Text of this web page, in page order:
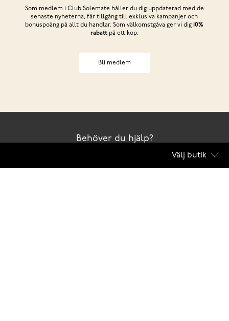
Som medlem i Club Solemate håller du dig uppdaterad med de
senaste nyheterna, får tillgång till exklusiva kampanjer och
bonuspoäng på allt du handlar. Som välkomstgåva ger vi dig10%
rabattpå ett köp.
Bli medlem
Behöver du hjälp?
Kontakta oss Club Solemate
Välj butik